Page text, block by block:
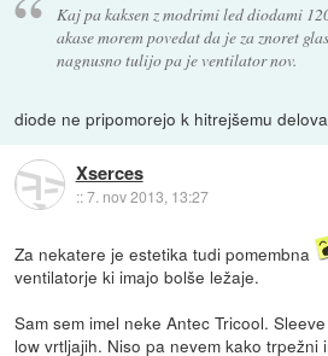
Kaj pa kaksen z modrimi led diodami
akase morem povedat da je za znoret
nagnusno tulijo pa je ventilator nov.
diode ne pripomorejo k hitrejšemu
Xserces
::7. nov 2013, 13:27
Za nekatere je estetika tudi pomembna
ventilatorje ki imajo bolše ležaje.
Sam sem imel neke Antec Tricool.
low vrtljajih. Niso pa nevem kako trpežni